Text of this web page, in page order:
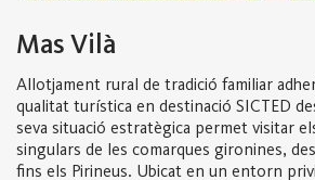
Mas Vilà
Allotjament rural de tradició familiar
qualitat turística en destinació SICTED
seva situació estratègica permet visitar
singulars de les comarques gironines,
fins els Pirineus. Ubicat en un entorn